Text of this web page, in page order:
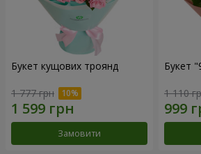
Букет кущових троянд
1 777 грн
Замовити
Букет
1 110